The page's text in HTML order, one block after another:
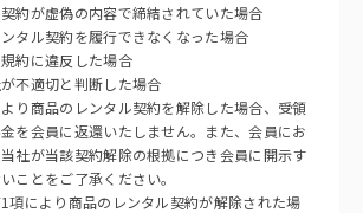
約が虚偽の内容で締結されていた場合
タル契約を履行できなくなった場合
約に違反した場合
不適切と判断した場合
り商品のレンタル契約を解除した場合、受領
を会員に返還いたしません。また、会員にお
社が当該契約解除の根拠につき会員に開示す
ことをご了承ください。
項により商品のレンタル契約が解除された場